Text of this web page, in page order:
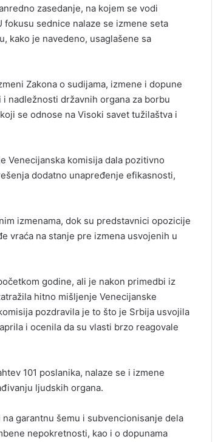
zasedanje, na kojem se vodi
sednice nalaze se izmene seta
kako je navedeno, usaglašene sa
Zakona o sudijama, izmene i dopune
nadležnosti državnih organa za borbu
se odnose na Visoki savet tužilaštva i
Venecijanska komisija dala pozitivno
dodatno unapređenje efikasnosti,
izmenama, dok su predstavnici opozicije
vraća na stanje pre izmena usvojenih u
godine, ali je nakon primedbi iz
hitno mišljenje Venecijanske
pozdravila je to što je Srbija usvojila
i ocenila da su vlasti brzo reagovale
101 poslanika, nalaze se i izmene
ljudskih organa.
garantnu šemu i subvencionisanje dela
nepokretnosti, kao i o dopunama